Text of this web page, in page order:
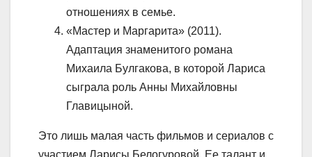
отношениях в семье.
«Мастер и Маргарита» (2011).
Адаптация знаменитого романа
Михаила Булгакова, в которой Лариса
сыграла роль Анны Михайловны
Главицыной.
Это лишь малая часть фильмов и сериалов с
участием Ларисы Белогуровой. Ее талант и